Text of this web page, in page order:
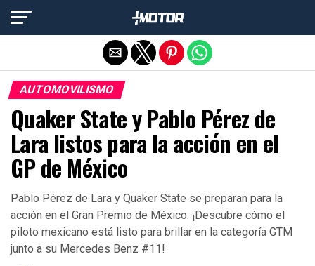
AUTOMOVILISMO
Quaker State y Pablo Pérez de
Lara listos para la acción en el
GP de México
Pablo Pérez de Lara y Quaker State se preparan para la
acción en el Gran Premio de México. ¡Descubre cómo el
piloto mexicano está listo para brillar en la categoría GTM
junto a su Mercedes Benz #11!
Salir de la versión móvil